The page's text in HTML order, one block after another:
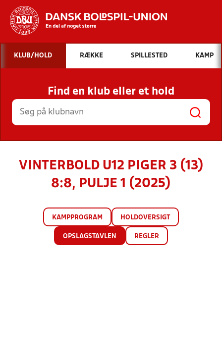
Hvad vil du søge efter?
INDHOLD OG NYHEDER
STILLINGER, RESULTATER, KLUBBER OG
HOLD
KLUB/HOLD RÆKKE SPILLESTED KAMP
Find en klub eller et hold
VINTERBOLD U12 PIGER 3 (13)
8:8, PULJE 1 (2025)
KAMPPROGRAM HOLDOVERSIGT
OPSLAGSTAVLEN REGLER